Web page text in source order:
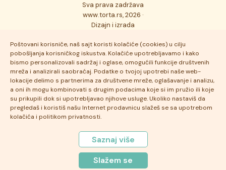
Poštovani korisniče, naš sajt koristi kolačiće (cookies) u cilju
pobošljanja korisničkog iskustva. Kolačiće upotrebljavamo i kako
bismo personalizovali sadržaj i oglase, omogućili funkcije društvenih
mreža i analizirali saobraćaj. Podatke o tvojoj upotrebi naše web-
lokacije delimo s partnerima za društvene mreže, oglašavanje i analizu,
a oni ih mogu kombinovati s drugim podacima koje si im pružio ili koje
su prikupili dok si upotrebljavao njihove usluge. Ukoliko nastaviš da
pregledaš i koristiš našu Internet prodavnicu slažeš se sa upotrebom
kolačića i politikom privatnosti.
Saznaj više
Slažem se
Ukusi torti
Najčešće postavljana pitanja
Sva prava zadržava
www.torta.rs, 2026 ·
Dizajn i izrada